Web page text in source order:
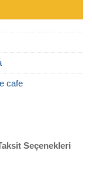
cafe
Seçenekleri